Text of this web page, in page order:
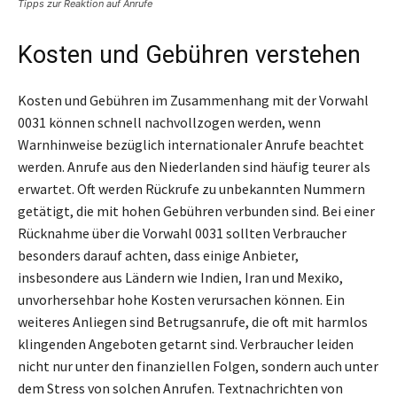
Tipps zur Reaktion auf Anrufe
Kosten und Gebühren verstehen
Kosten und Gebühren im Zusammenhang mit der Vorwahl
0031 können schnell nachvollzogen werden, wenn
Warnhinweise bezüglich internationaler Anrufe beachtet
werden. Anrufe aus den Niederlanden sind häufig teurer als
erwartet. Oft werden Rückrufe zu unbekannten Nummern
getätigt, die mit hohen Gebühren verbunden sind. Bei einer
Rücknahme über die Vorwahl 0031 sollten Verbraucher
besonders darauf achten, dass einige Anbieter,
insbesondere aus Ländern wie Indien, Iran und Mexiko,
unvorhersehbar hohe Kosten verursachen können. Ein
weiteres Anliegen sind Betrugsanrufe, die oft mit harmlos
klingenden Angeboten getarnt sind. Verbraucher leiden
nicht nur unter den finanziellen Folgen, sondern auch unter
dem Stress von solchen Anrufen. Textnachrichten von